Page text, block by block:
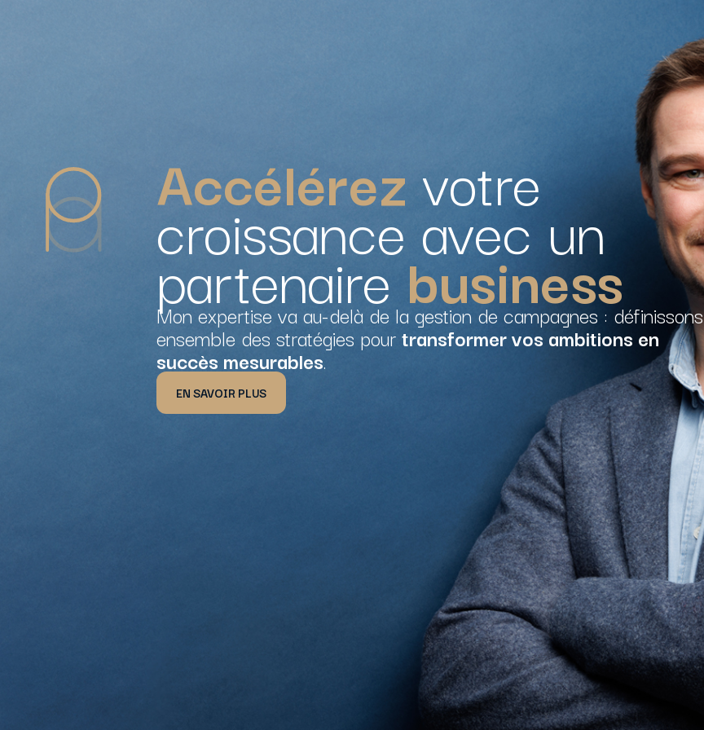
Accélérezvotre
croissance avec un
partenairebusiness
Mon expertise va au-delà de la gestion de campagnes : définissons
ensemble des stratégies pourtransformer vos ambitions en
succès mesurables.
EN SAVOIR PLUS